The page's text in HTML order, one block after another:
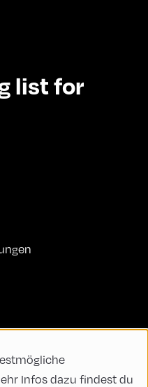
list for
Infos dazu findest du